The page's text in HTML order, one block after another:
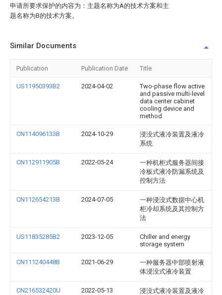
申请所要求保护的内容为：主题名称为A的技术方案和主
题名称为B的技术方案。
Similar Documents
Publication Publication Date Title
US11950393B2 2024-04-02
Two-phase flow active
and passive multi-level
data center cabinet
cooling device and
method
CN114096133B 2024-10-29
浸没式液冷装置及液冷
系统
CN112911905B 2022-05-24
一种机柜式服务器间接
冷板式液冷防漏系统及
控制方法
CN112654213B 2024-07-05
一种浸没式数据中心机
柜冷却系统及其控制方
法
US11835285B2 2023-12-05
Chiller and energy
storage system
CN111240448B 2021-06-29
一种服务器中部喷射液
体浸没式液冷装置
CN216532420U 2022-05-13
浸没式液冷装置及液冷